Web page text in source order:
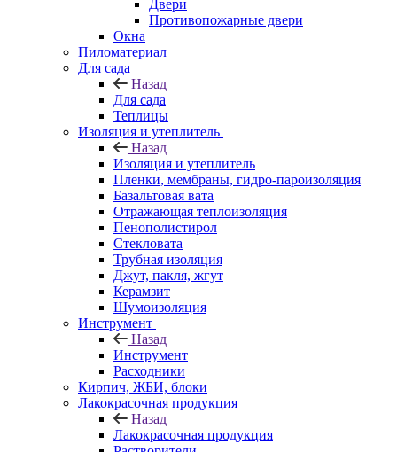
Двери
Противопожарные двери
Окна
Пиломатериал
Для сада
Назад
Для сада
Теплицы
Изоляция и утеплитель
Назад
Изоляция и утеплитель
Пленки, мембраны, гидро-пароизоляция
Базальтовая вата
Отражающая теплоизоляция
Пенополистирол
Стекловата
Трубная изоляция
Джут, пакля, жгут
Керамзит
Шумоизоляция
Инструмент
Назад
Инструмент
Расходники
Кирпич, ЖБИ, блоки
Лакокрасочная продукция
Назад
Лакокрасочная продукция